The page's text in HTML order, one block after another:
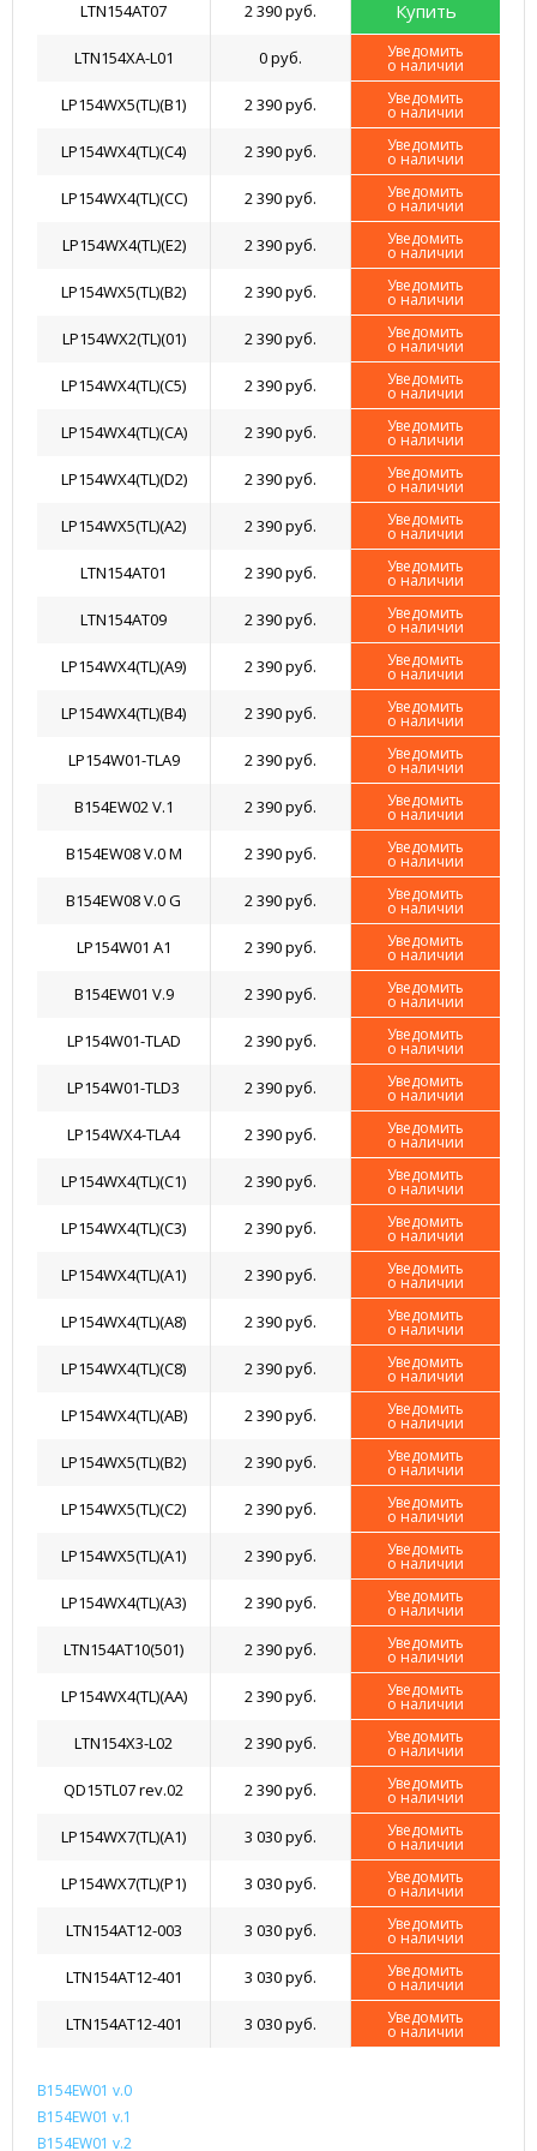
LTN154AT07 2 390 руб. Купить
LTN154XA-L01 0 руб. Уведомить
о наличии
LP154WX5(TL)(B1) 2 390 руб. Уведомить
о наличии
LP154WX4(TL)(C4) 2 390 руб. Уведомить
о наличии
LP154WX4(TL)(CС) 2 390 руб. Уведомить
о наличии
LP154WX4(TL)(E2) 2 390 руб. Уведомить
о наличии
LP154WX5(TL)(B2) 2 390 руб. Уведомить
о наличии
LP154WX2(TL)(01) 2 390 руб. Уведомить
о наличии
LP154WX4(TL)(C5) 2 390 руб. Уведомить
о наличии
LP154WX4(TL)(CA) 2 390 руб. Уведомить
о наличии
LP154WX4(TL)(D2) 2 390 руб. Уведомить
о наличии
LP154WX5(TL)(A2) 2 390 руб. Уведомить
о наличии
LTN154AT01 2 390 руб. Уведомить
о наличии
LTN154AT09 2 390 руб. Уведомить
о наличии
LP154WX4(TL)(A9) 2 390 руб. Уведомить
о наличии
LP154WX4(TL)(B4) 2 390 руб. Уведомить
о наличии
LP154W01-TLA9 2 390 руб. Уведомить
о наличии
B154EW02 V.1 2 390 руб. Уведомить
о наличии
B154EW08 V.0 M 2 390 руб. Уведомить
о наличии
B154EW08 V.0 G 2 390 руб. Уведомить
о наличии
LP154W01 A1 2 390 руб. Уведомить
о наличии
B154EW01 V.9 2 390 руб. Уведомить
о наличии
LP154W01-TLAD 2 390 руб. Уведомить
о наличии
LP154W01-TLD3 2 390 руб. Уведомить
о наличии
LP154WX4-TLA4 2 390 руб. Уведомить
о наличии
LP154WX4(TL)(C1) 2 390 руб. Уведомить
о наличии
LP154WX4(TL)(C3) 2 390 руб. Уведомить
о наличии
LP154WX4(TL)(A1) 2 390 руб. Уведомить
о наличии
LP154WX4(TL)(A8) 2 390 руб. Уведомить
о наличии
LP154WX4(TL)(C8) 2 390 руб. Уведомить
о наличии
LP154WX4(TL)(AB) 2 390 руб. Уведомить
о наличии
LP154WX5(TL)(B2) 2 390 руб. Уведомить
о наличии
LP154WX5(TL)(C2) 2 390 руб. Уведомить
о наличии
LP154WX5(TL)(A1) 2 390 руб. Уведомить
о наличии
LP154WX4(TL)(A3) 2 390 руб. Уведомить
о наличии
LTN154AT10(501) 2 390 руб. Уведомить
о наличии
LP154WX4(TL)(AA) 2 390 руб. Уведомить
о наличии
LTN154X3-L02 2 390 руб. Уведомить
о наличии
QD15TL07 rev.02 2 390 руб. Уведомить
о наличии
LP154WX7(TL)(A1) 3 030 руб. Уведомить
о наличии
LP154WX7(TL)(P1) 3 030 руб. Уведомить
о наличии
LTN154AT12-003 3 030 руб. Уведомить
о наличии
LTN154AT12-401 3 030 руб. Уведомить
о наличии
LTN154AT12-401 3 030 руб. Уведомить
о наличии
B154EW01 v.0
B154EW01 v.1
B154EW01 v.2